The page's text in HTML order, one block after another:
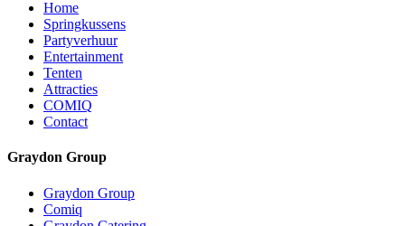
Home
Springkussens
Partyverhuur
Entertainment
Tenten
Attracties
COMIQ
Contact
Graydon Group
Graydon Group
Comiq